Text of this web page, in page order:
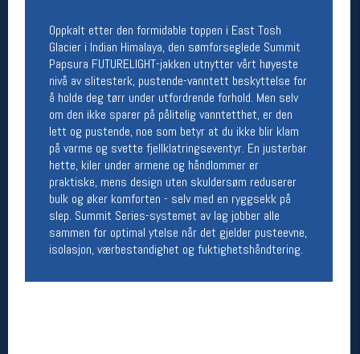
Oppkalt etter den formidable toppen i East Tosh
Glacier i Indian Himalaya, den sømforseglede Summit
Papsura FUTURELIGHT-jakken utnytter vårt høyeste
nivå av slitesterk, pustende-vanntett beskyttelse for
å holde deg tørr under utfordrende forhold. Men selv
om den ikke sparer på pålitelig vanntetthet, er den
lett og pustende, noe som betyr at du ikke blir klam
på varme og svette fjellklatringseventyr. En justerbar
hette, kiler under armene og håndlommer er
praktiske, mens design uten skuldersøm reduserer
bulk og øker komforten - selv med en ryggsekk på
slep. Summit Series-systemet av lag jobber alle
sammen for optimal ytelse når det gjelder pusteevne,
isolasjon, værbestandighet og fuktighetshåndtering.
Team Oslo Sportslager
Magasinet
Medlemstilbud og aktiviteter
MELD DEG INN GRATIS
Åpningstider verkstedet
Man-Fredag:
11-18
Lørdag:
11-16
Om verkstedet
For å bestille time må du logge inn i
nettbutikken og trykke på den nederste blå